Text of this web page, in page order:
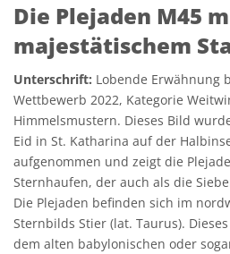
Die Plejaden M45
majestätischem
Unterschrift: Lobende Erwähnung
Wettbewerb 2022, Kategorie
Himmelsmustern. Dieses Bild
Eid in St. Katharina auf der
aufgenommen und zeigt die
Sternhaufen, der auch als die
Die Plejaden befinden sich im
Sternbilds Stier (lat. Taurus).
dem alten babylonischen oder